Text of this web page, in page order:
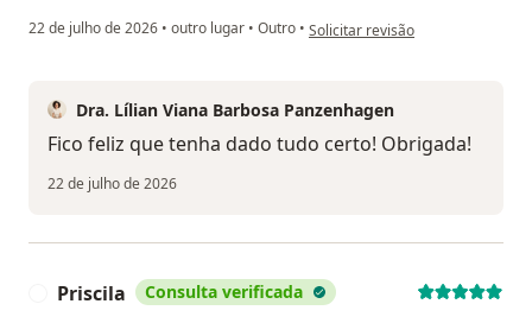
22 de julho de 2026 • outro lugar • Outro • na opinião do utilizador Edmar
Solicitar revisão
Dra. Lílian Viana Barbosa Panzenhagen
Fico feliz que tenha dado tudo certo! Obrigada!
22 de julho de 2026
Priscila Consulta verificada